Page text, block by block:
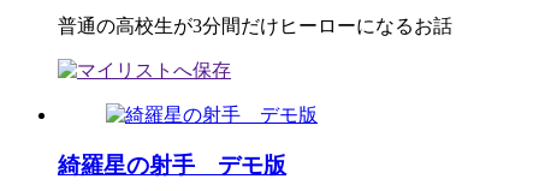
普通の高校生が3分間だけヒーローになるお話
綺羅星の射手 デモ版